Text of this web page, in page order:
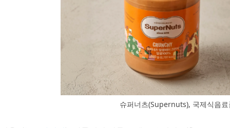
슈퍼너츠(Supernuts), 국제식음